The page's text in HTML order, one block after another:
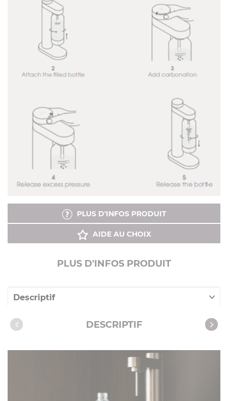
PLUS D'INFOS PRODUIT
AIDE AU CHOIX
PLUS D'INFOS PRODUIT
Descriptif
Caractéristiques
DESCRIPTIF